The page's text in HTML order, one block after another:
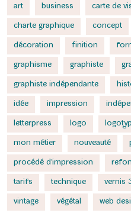
art business carte de
charte graphique concept
décoration finition
graphisme graphiste
graphiste indépendante
idée impression
letterpress logo
mon métier nouveauté
procédé d'impression
tarifs technique vernis
vintage végétal web